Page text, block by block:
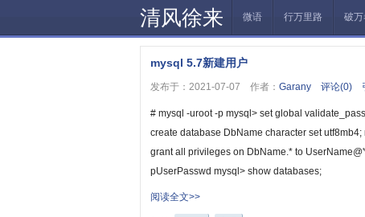
清风徐来 微语 行万里路 破万
mysql 5.7新建用户
发布于：2021-07-07 作者： Garany 评论(0)
# mysql -uroot -p mysql> set global
create database DbName character set
grant all privileges on DbName.* to
pUserPasswd mysql> show databases;
阅读全文>>